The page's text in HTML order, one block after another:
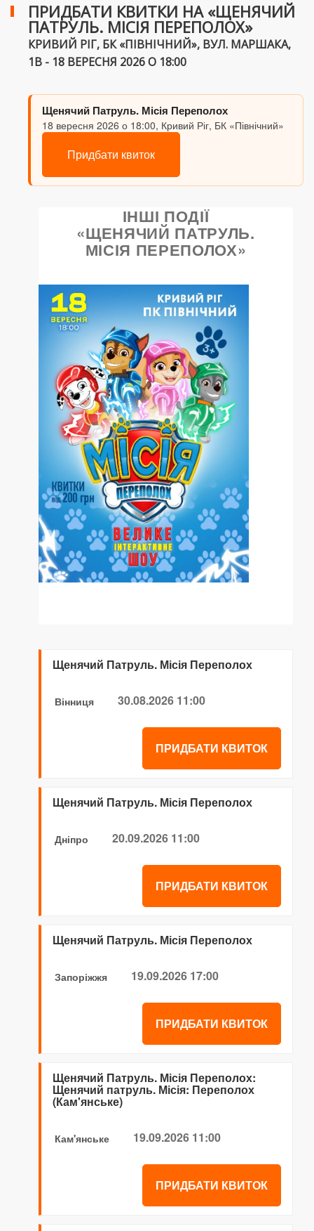
ПРИДБАТИ КВИТКИ НА «ЩЕНЯЧИЙ
ПАТРУЛЬ. МІСІЯ ПЕРЕПОЛОХ»
КРИВИЙ РІГ, БК «ПІВНІЧНИЙ», ВУЛ. МАРШАКА,
1В - 18 ВЕРЕСНЯ 2026 О 18:00
Щенячий Патруль. Місія Переполох
18 вересня 2026 о 18:00, Кривий Ріг, БК «Північний»
Придбати квиток
ІНШІ ПОДІЇ
«ЩЕНЯЧИЙ ПАТРУЛЬ.
МІСІЯ ПЕРЕПОЛОХ»
Щенячий Патруль. Місія Переполох
Вінниця 30.08.2026 11:00
ПРИДБАТИ КВИТОК
Щенячий Патруль. Місія Переполох
Дніпро 20.09.2026 11:00
ПРИДБАТИ КВИТОК
Щенячий Патруль. Місія Переполох
Запоріжжя 19.09.2026 17:00
ПРИДБАТИ КВИТОК
Щенячий Патруль. Місія Переполох:
Щенячий патруль. Місія: Переполох
(Кам'янське)
Кам'янське 19.09.2026 11:00
ПРИДБАТИ КВИТОК